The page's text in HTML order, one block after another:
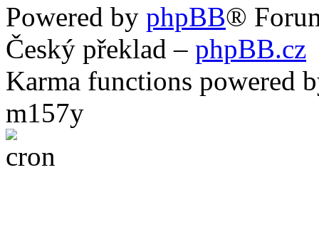
Powered by phpBB®
Český překlad – phpBB.cz
Karma functions powered
m157y